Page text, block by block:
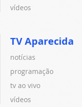
vídeos
TV Aparecida
notícias
programação
tv ao vivo
vídeos